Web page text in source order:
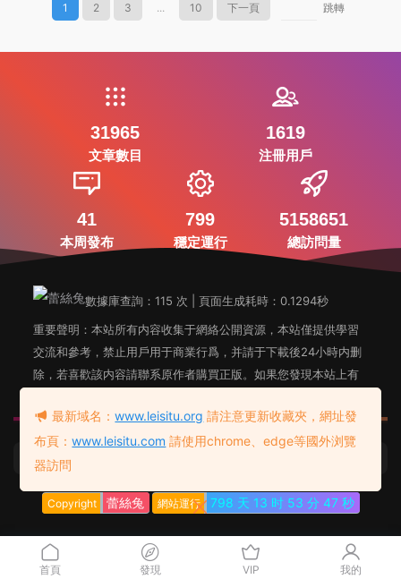
1 2 3 ... 10 下一頁 跳轉
31965
文章數目
1619
注冊用戶
41
本周發布
799
穩定運行
5158651
總訪問量
數據庫查詢：115 次 | 頁面生成耗時：0.1294秒
重要聲明：本站所有内容收集于網絡公開資源，本站僅提供學習
交流和參考，禁止用戶用于商業行爲，并請于下載後24小時内删
除，若喜歡該内容請聯系原作者購買正版。如果您發現本站上有
Copyright 蕾絲兔 網站運行 798 天 13 时 53 分 48 秒
首頁 發現 VIP 我的
最新域名：www.leisitu.org 請注意更新收藏夾，網址發
布頁：www.leisitu.com 請使用chrome、edge等國外浏覽
器訪問